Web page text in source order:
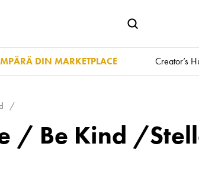
DIN MARKETPLACE Creator’s
/ Be Kind /